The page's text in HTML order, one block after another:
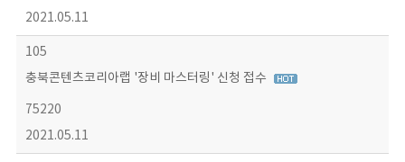
2021.05.11
105
충북콘텐츠코리아랩 '장비 마스터링' 신청 접수
75220
2021.05.11